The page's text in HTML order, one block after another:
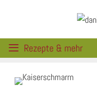
Rezepte & mehr